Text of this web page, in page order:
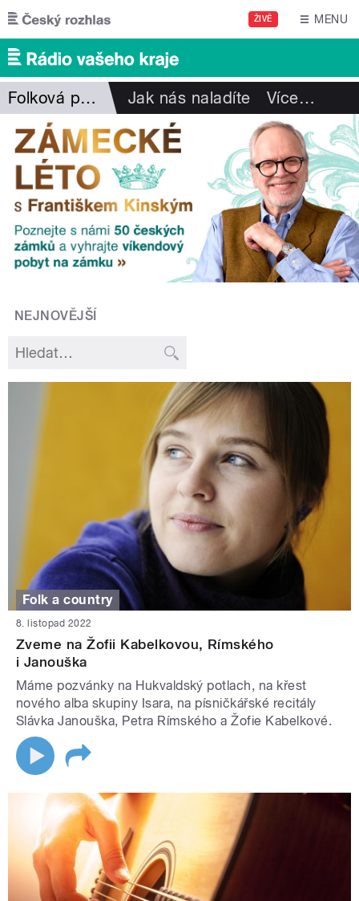
Přejít k hlavnímu obsahu
ŽIVĚ MENU
Folková pohlazení Jak nás naladíte Více…
NEJNOVĚJŠÍ
Folk a country
8. listopad 2022
Zveme na Žofii Kabelkovou, Rímského
i Janouška
Máme pozvánky na Hukvaldský potlach, na křest
nového alba skupiny Isara, na písničkářské recitály
Slávka Janouška, Petra Rímského a Žofie Kabelkové.